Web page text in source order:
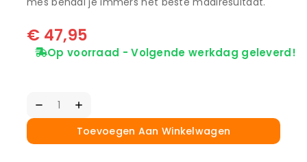
€ 47,95
Op voorraad - Volgende werkdag geleverd!
Toevoegen Aan Winkelwagen